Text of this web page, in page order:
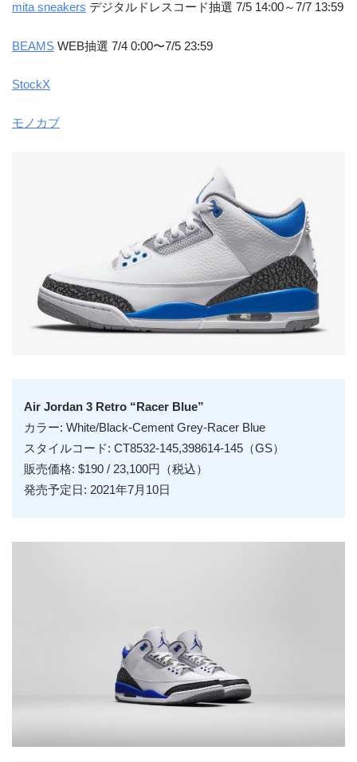
mita sneakers デジタルドレスコード抽選 7/5 14:00～7/7 13:59
BEAMS WEB抽選 7/4 0:00〜7/5 23:59
StockX
モノカブ
Air Jordan 3 Retro “Racer Blue”
カラー: White/Black-Cement Grey-Racer Blue
スタイルコード: CT8532-145,398614-145（GS）
販売価格: $190 / 23,100円（税込）
発売予定日: 2021年7月10日